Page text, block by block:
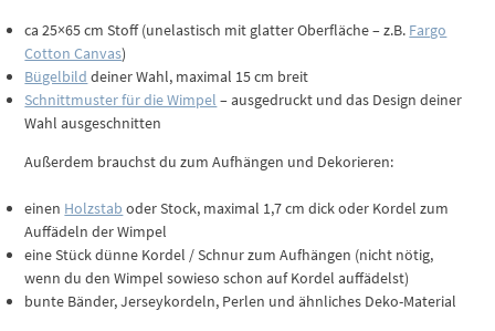
ca 25×65 cm Stoff (unelastisch mit glatter Oberfläche – z.B. Fargo
Cotton Canvas)
Bügelbild deiner Wahl, maximal 15 cm breit
Schnittmuster für die Wimpel – ausgedruckt und das Design deiner
Wahl ausgeschnitten
Außerdem brauchst du zum Aufhängen und Dekorieren:
einen Holzstab oder Stock, maximal 1,7 cm dick oder Kordel zum
Auffädeln der Wimpel
eine Stück dünne Kordel / Schnur zum Aufhängen (nicht nötig,
wenn du den Wimpel sowieso schon auf Kordel auffädelst)
bunte Bänder, Jerseykordeln, Perlen und ähnliches Deko-Material